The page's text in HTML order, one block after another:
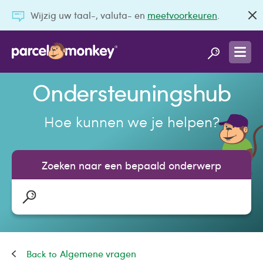
Wijzig uw taal-, valuta- en meetvoorkeuren
Ondersteuningshub
Hoe kunnen we je helpen?
Zoeken naar een bepaald onderwerp
Algemene vragen